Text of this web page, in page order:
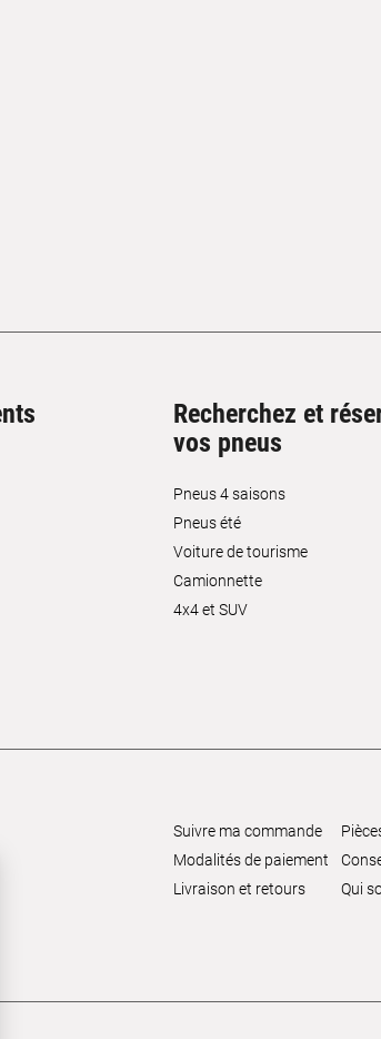
Recherchez et
vos pneus
Pneus 4 saisons
Pneus été
Voiture de tourisme
Camionnette
4x4 et SUV
Suivre ma commande
Modalités de paiement
Livraison et retours
Qui